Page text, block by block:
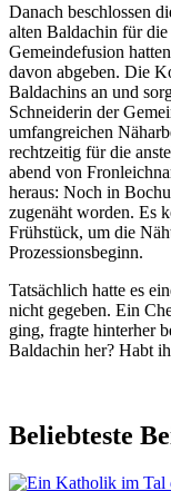
Danach beschlossen
alten Baldachin für
Gemeindefusion
davon abgeben. Die
Baldachins an und
Schneiderin der
umfangreichen
rechtzeitig für die
abend von
heraus: Noch in
zugenäht worden. Es
Frühstück, um die
Prozessionsbeginn.
Tatsächlich hatte es
nicht gegeben. Ein
ging, fragte hinterher
Baldachin her? Habt
Beliebteste